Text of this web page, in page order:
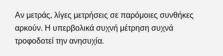
Αν μετράς, λίγες μετρήσεις σε παρόμοιες συνθήκες
αρκούν. Η υπερβολικά συχνή μέτρηση συχνά
τροφοδοτεί την ανησυχία.